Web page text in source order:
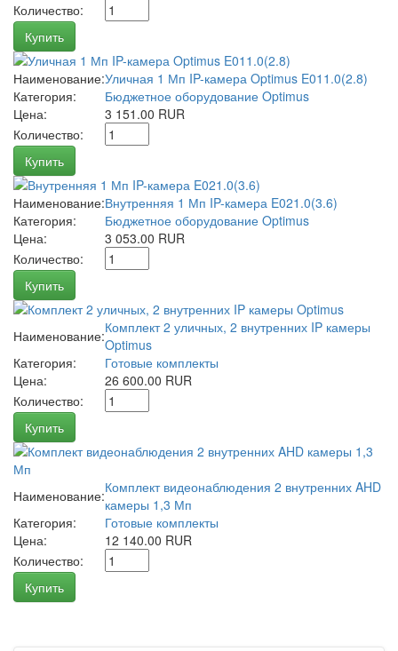
Количество:
Купить
Наименование:Уличная 1 Мп IP-камера Optimus E011.0(2.8)
Категория:
Бюджетное оборудование Optimus
Цена:
3 151.00 RUR
Количество:
Купить
Наименование:Внутренняя 1 Мп IP-камера E021.0(3.6)
Категория:
Бюджетное оборудование Optimus
Цена:
3 053.00 RUR
Количество:
Купить
Наименование:Комплект 2 уличных, 2 внутренних IP камеры
Optimus
Категория:
Готовые комплекты
Цена:
26 600.00 RUR
Количество:
Купить
Наименование:Комплект видеонаблюдения 2 внутренних AHD
камеры 1,3 Мп
Категория:
Готовые комплекты
Цена:
12 140.00 RUR
Количество:
Купить